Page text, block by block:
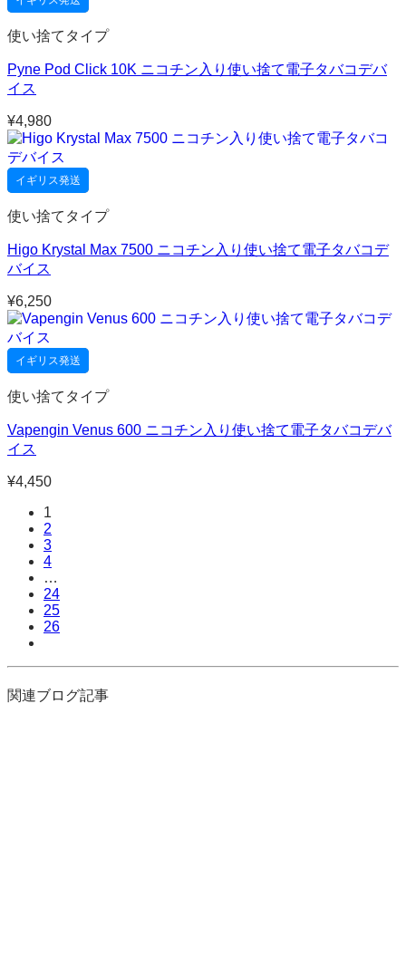
使い捨てタイプ
Pyne Pod Click 10K ニコチン入り使い捨て電子タバコデバ
イス
¥4,980
イギリス発送
使い捨てタイプ
Higo Krystal Max 7500 ニコチン入り使い捨て電子タバコデ
バイス
¥6,250
イギリス発送
使い捨てタイプ
Vapengin Venus 600 ニコチン入り使い捨て電子タバコデバ
イス
¥4,450
1
2
3
4
…
24
25
26
関連ブログ記事